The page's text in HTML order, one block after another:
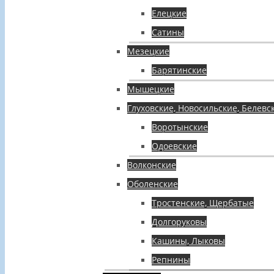
Елецкие
Сатины
Мезецкие
Барятинские
Мышецкие
Глуховские, Новосильские,
Воротынские
Одоевские
Волконские
Оболенские
Тростенские, Щербатые
Долгоруковы
Кашины, Лыковы
Репнины